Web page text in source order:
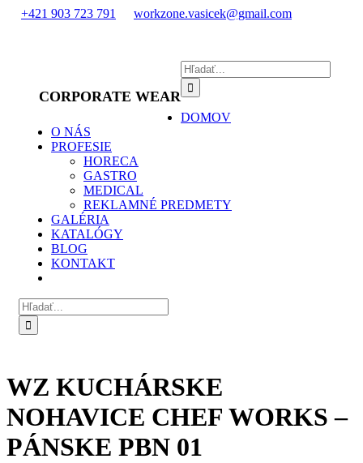
Skip+421 903 723 791 workzone.vasicek@gmail.com
CORPORATE WEAR
Hľadať:
DOMOV
O NÁS
PROFESIE
HORECA
GASTRO
MEDICAL
REKLAMNÉ PREDMETY
GALÉRIA
KATALÓGY
BLOG
KONTAKT
Hľadať:
WZ KUCHÁRSKE
NOHAVICE CHEF WORKS –
PÁNSKE PBN 01